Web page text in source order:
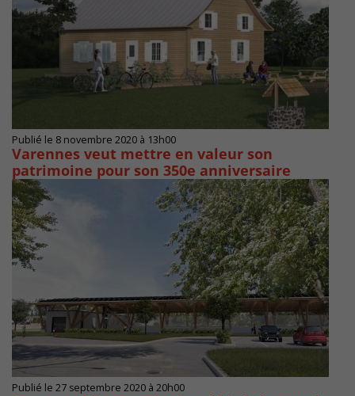
Publié le 8 novembre 2020 à 13h00
Varennes veut mettre en valeur son
patrimoine pour son 350e anniversaire
Publié le 27 septembre 2020 à 20h00